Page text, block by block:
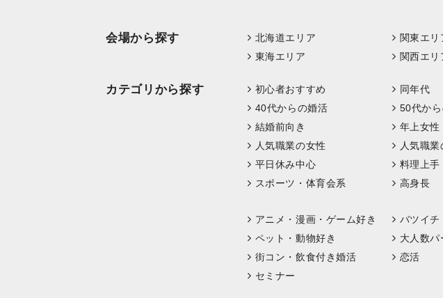
会場から探す 北海道エリア 関東エリ
東海エリア
関西エリ
カテゴリから探す 初心者おすすめ 同年代
40代からの婚活
50代か
結婚前向き
年上女性
人気職業の女性
人気職業
平日休み中心
料理上手
スポーツ・体育会系
高身長
アニメ・漫画・ゲーム好き
バツイチ
ペット・動物好き
大人数パ
街コン・飲食付き婚活
恋活
セミナー